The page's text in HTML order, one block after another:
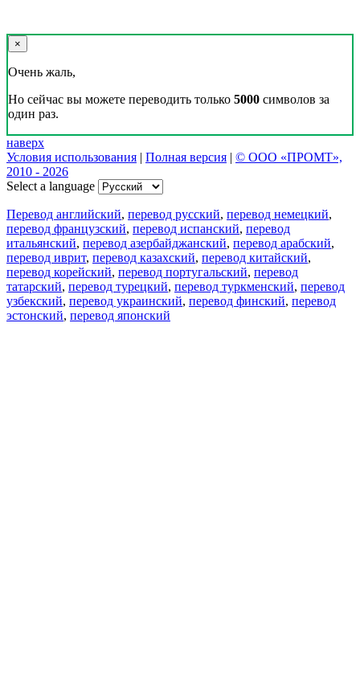
×
Очень жаль,
Но сейчас вы можете переводить только 5000 символов за
один раз.
наверх
Условия использования | Полная версия | © ООО «ПРОМТ»,
2010 - 2026
Select a language
Перевод английский, перевод русский, перевод немецкий,
перевод французский, перевод испанский, перевод
итальянский, перевод азербайджанский, перевод арабский,
перевод иврит, перевод казахский, перевод китайский,
перевод корейский, перевод португальский, перевод
татарский, перевод турецкий, перевод туркменский, перевод
узбекский, перевод украинский, перевод финский, перевод
эстонский, перевод японский